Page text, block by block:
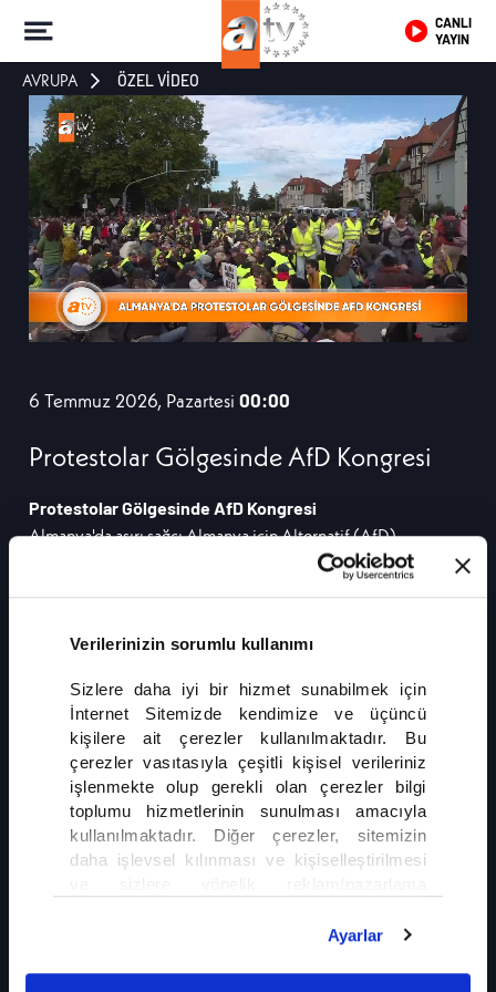
Verilerinizin sorumlu kullanımı
Sizlere daha iyi bir hizmet sunabilmek için
İnternet Sitemizde kendimize ve üçüncü
kişilere ait çerezler kullanılmaktadır. Bu
çerezler vasıtasıyla çeşitli kişisel verileriniz
işlenmekte olup gerekli olan çerezler bilgi
toplumu hizmetlerinin sunulması amacıyla
kullanılmaktadır. Diğer çerezler, sitemizin
daha işlevsel kılınması ve kişiselleştirilmesi
olarak açık rızanız dahilinde kullanılacaktır.
Ayarlar
CANLI
YAYIN
AVRUPA ÖZEL VİDEO
6 Temmuz 2026, Pazartesi 00:00
Protestolar Gölgesinde AfD Kongresi
Protestolar Gölgesinde AfD Kongresi
Almanya'da aşırı sağcı Almanya için Alternatif (AfD)
Partisi'nin yıllık kongresi, geniş güvenlik önlemleri ve binlerce
kişinin katıldığı protestolar eşliğinde gerçekleştirildi.
yeniden seçilirken, göç politikalarına ilişkin sert mesajlar öne
İLGİNİZİ ÇEKEBİLİR